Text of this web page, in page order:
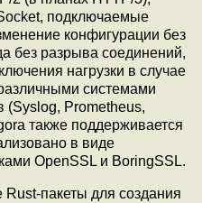
подключаемые
конфигурации без
без разрыва соединений,
нагрузки в случае
системами
(Syslog, Prometheus,
также поддерживается
в виде
OpenSSL и BoringSSL.
пакеты для создания